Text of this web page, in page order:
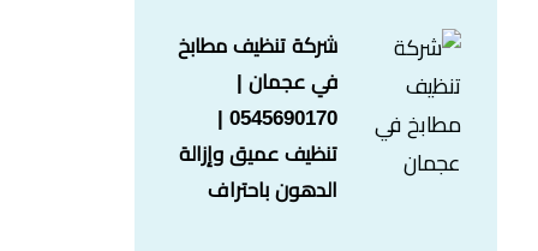
شركة تنظيف مطابخ
في عجمان |
0545690170 |
تنظيف عميق وإزالة
الدهون باحتراف